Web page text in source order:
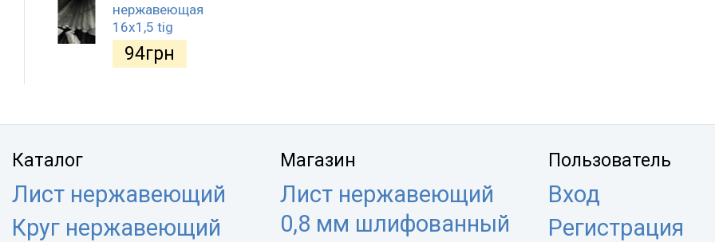
нержавеющая
16х1,5 tig
94грн
Каталог
Лист нержавеющий
Круг нержавеющий
Магазин
Лист нержавеющий
0,8 мм шлифованный
Пользователь
Вход
Регистрация